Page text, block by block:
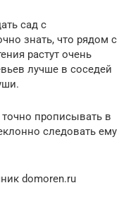
сад с
знать, что рядом с
растут очень
лучше в соседей
прописывать в
следовать ему
domoren.ru